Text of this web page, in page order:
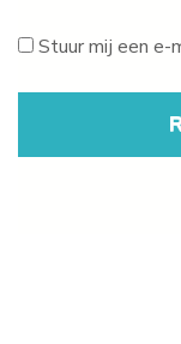
Stuur mij een e-